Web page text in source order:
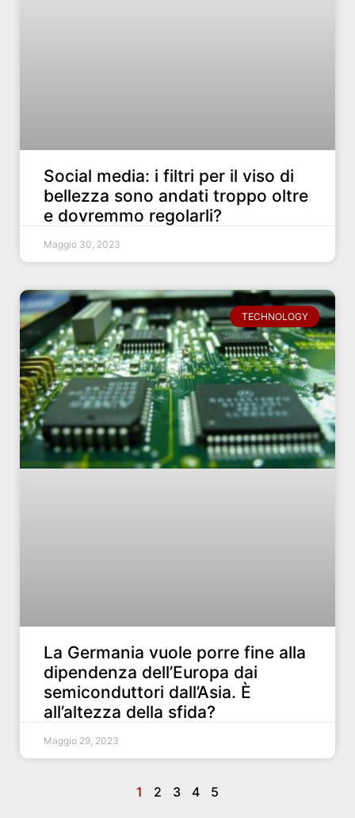
Social media: i filtri per il viso di
bellezza sono andati troppo oltre
e dovremmo regolarli?
Maggio 30, 2023
TECHNOLOGY
La Germania vuole porre fine alla
dipendenza dell’Europa dai
semiconduttori dall’Asia. È
all’altezza della sfida?
Maggio 29, 2023
1 2 3 4 5